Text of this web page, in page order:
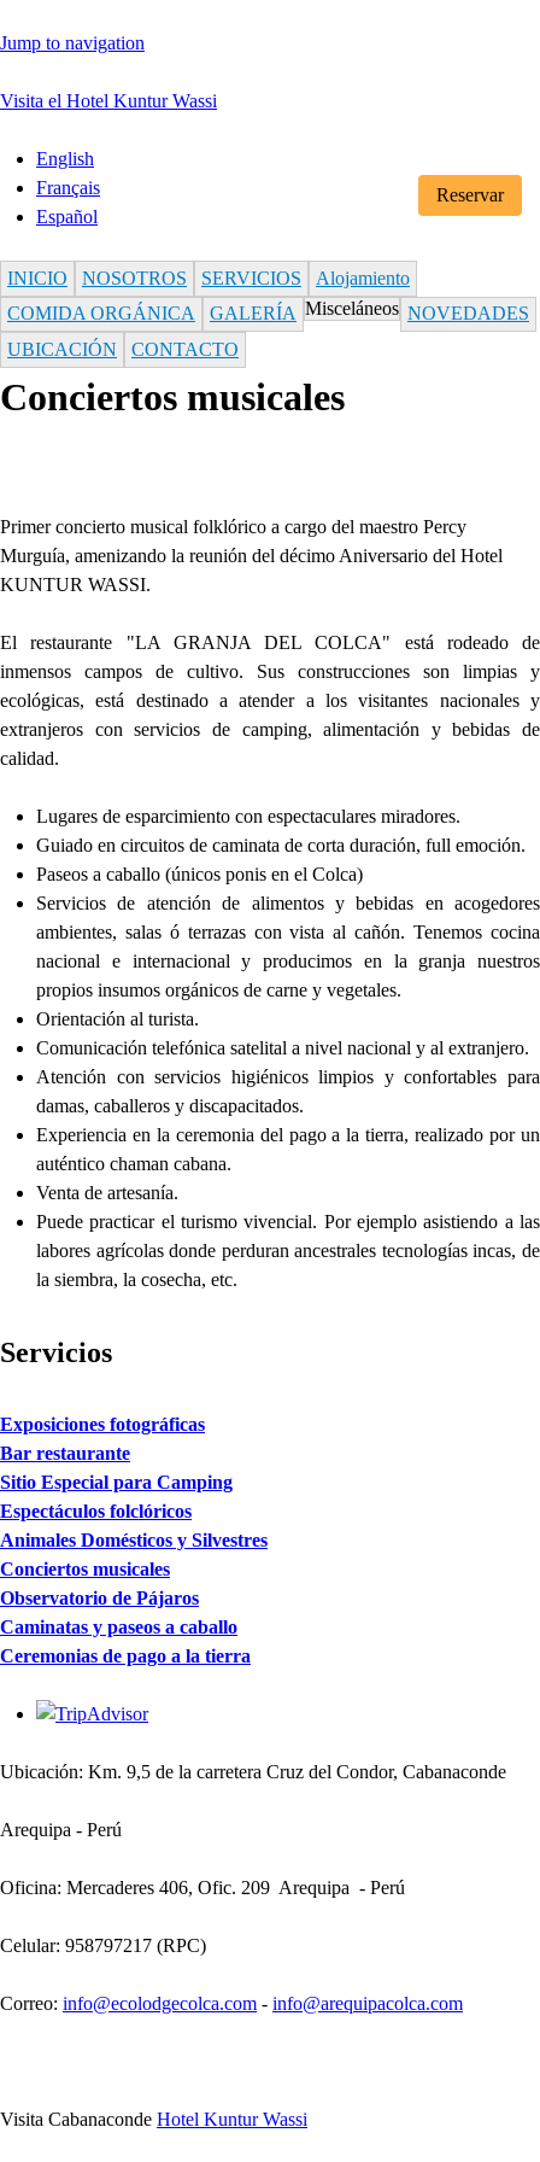
Jump to navigation
Visita el Hotel Kuntur Wassi
English
Français
Español
INICIO NOSOTROS SERVICIOS
Alojamiento
COMIDA ORGÁNICA
GALERÍA Misceláneos NOVEDADES
UBICACIÓN
CONTACTO
Reservar
Conciertos musicales
Primer concierto musical folklórico a cargo del maestro Percy
Murguía, amenizando la reunión del décimo Aniversario del Hotel
KUNTUR WASSI.
El restaurante "LA GRANJA DEL COLCA" está rodeado de
inmensos campos de cultivo. Sus construcciones son limpias y
ecológicas, está destinado a atender a los visitantes nacionales y
extranjeros con servicios de camping, alimentación y bebidas de
calidad.
Lugares de esparcimiento con espectaculares miradores.
Guiado en circuitos de caminata de corta duración, full emoción.
Paseos a caballo (únicos ponis en el Colca)
Servicios de atención de alimentos y bebidas en acogedores
ambientes, salas ó terrazas con vista al cañón. Tenemos cocina
nacional e internacional y producimos en la granja nuestros
propios insumos orgánicos de carne y vegetales.
Orientación al turista.
Comunicación telefónica satelital a nivel nacional y al extranjero.
Atención con servicios higiénicos limpios y confortables para
damas, caballeros y discapacitados.
Experiencia en la ceremonia del pago a la tierra, realizado por un
auténtico chaman cabana.
Venta de artesanía.
Puede practicar el turismo vivencial. Por ejemplo asistiendo a las
labores agrícolas donde perduran ancestrales tecnologías incas, de
la siembra, la cosecha, etc.
Servicios
Exposiciones fotográficas
Bar restaurante
Sitio Especial para Camping
Espectáculos folclóricos
Animales Domésticos y Silvestres
Conciertos musicales
Observatorio de Pájaros
Caminatas y paseos a caballo
Ceremonias de pago a la tierra
Ubicación: Km. 9,5 de la carretera Cruz del Condor, Cabanaconde
Arequipa - Perú
Oficina: Mercaderes 406, Ofic. 209 Arequipa - Perú
Celular: 958797217 (RPC)
Correo: info@ecolodgecolca.com - info@arequipacolca.com
Visita Cabanaconde Hotel Kuntur Wassi